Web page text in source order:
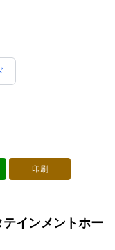
印刷
テインメントホー